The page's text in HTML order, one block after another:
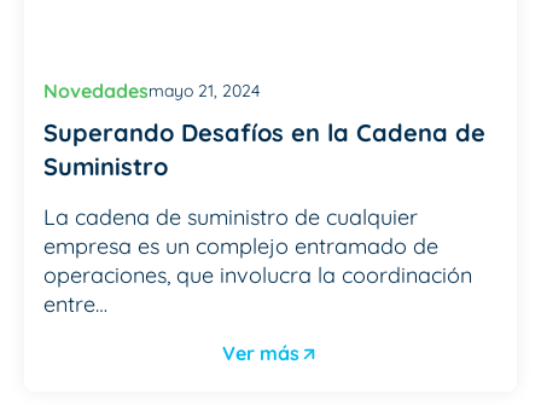
Novedadesmayo 21, 2024
Superando Desafíos en la Cadena de
Suministro
La cadena de suministro de cualquier
empresa es un complejo entramado de
operaciones, que involucra la coordinación
entre…
Ver más